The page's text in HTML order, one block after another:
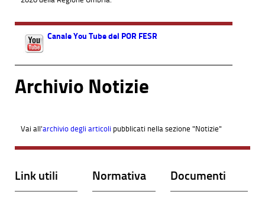
Canale You Tube del POR FESR
Archivio Notizie
Vai all'archivio degli articoli pubblicati nella sezione "Notizie"
Link utili Normativa Documenti